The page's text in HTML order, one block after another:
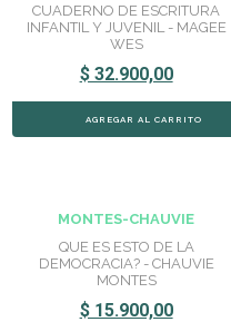
CUADERNO DE ESCRITURA
INFANTIL Y JUVENIL - MAGEE
WES
$ 32.900,00
MONTES-CHAUVIE
QUE ES ESTO DE LA
DEMOCRACIA? - CHAUVIE
MONTES
$ 15.900,00